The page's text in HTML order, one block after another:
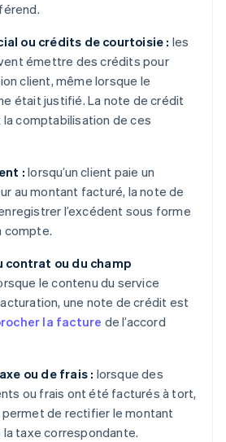
ou crédits de courtoisie : les
émettre des crédits pour
client, même lorsque le
était justifié. La note de crédit
la comptabilisation de ces
: lorsqu’un client paie un
au montant facturé, la note de
l’excédent sous forme
compte.
contrat ou du champ
le contenu du service
une note de crédit est
la facture de l’accord
ou de frais : lorsque des
ou frais ont été facturés à tort,
de rectifier le montant
taxe correspondante.